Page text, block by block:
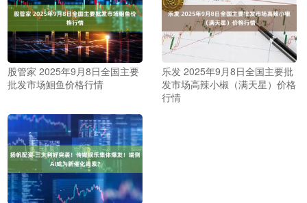
股管家 2025年9月8日全国主要
批发市场鮰鱼价格行情
乐发 2025年9月8日全国主要批
发市场高辣小椒（满天星）价格
行情